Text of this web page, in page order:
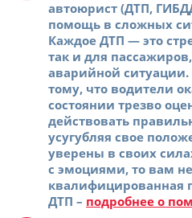
автоюрист (ДТП,
помощь в сложных
Каждое ДТП — это
так и для
аварийной ситуации.
тому, что водители
состоянии трезво
действовать
усугубляя свое
уверены в своих
с эмоциями, то вам
квалифицированная
ДТП – подробнее о